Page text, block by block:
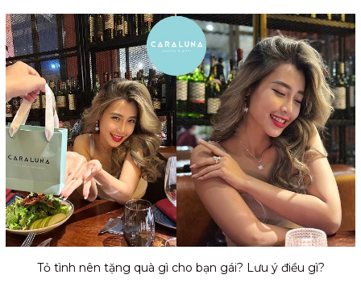
Cho đối phương biết cảm giác của bạn
Chân thành và tránh tỏ tình quá kịch bản
Tạo mối quan hệ thân thiết trước khi tỏ tình
Tạo sự tin tưởng
Một số lưu ý khi tặng quà tỏ tình cho bạn gái sao cho
tâm lý
Gợi ý 5 mẫu trang sức làm quà tặng tỏ tình bạn gái
1. Lắc Tay Bạc 925 Cara Luna Cỏ 4 Lá Đính Đá - 4
Leaf Clover
2. Dây Chuyền Bạc 925 Cara Luna Tròn Đính Đá Lấp
Lánh Crystal Love
3. Dây Chuyền Bạc 925 Cara Luna Trái Tim Vô Cực
Đính Đá Tình Yêu Vĩnh Cửu Infinite Love
4. Bông Tai Bạc 925 Cara Luna Nụ Tròn Đính Đá Lấp
Tỏ tình nên tặng quà gì cho bạn gái? Lưu ý điều gì?